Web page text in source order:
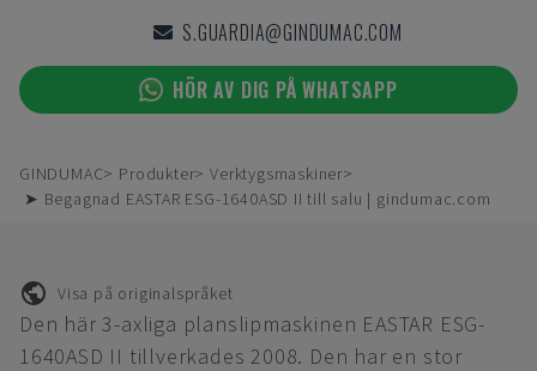
S.GUARDIA@GINDUMAC.COM
HÖR AV DIG PÅ WHATSAPP
GINDUMAC Produkter
Verktygsmaskiner
➤ Begagnad EASTAR ESG-1640ASD II till salu | gindumac.com
Visa på originalspråket
Den här 3-axliga planslipmaskinen EASTAR ESG-
1640ASD II tillverkades 2008. Den har en stor